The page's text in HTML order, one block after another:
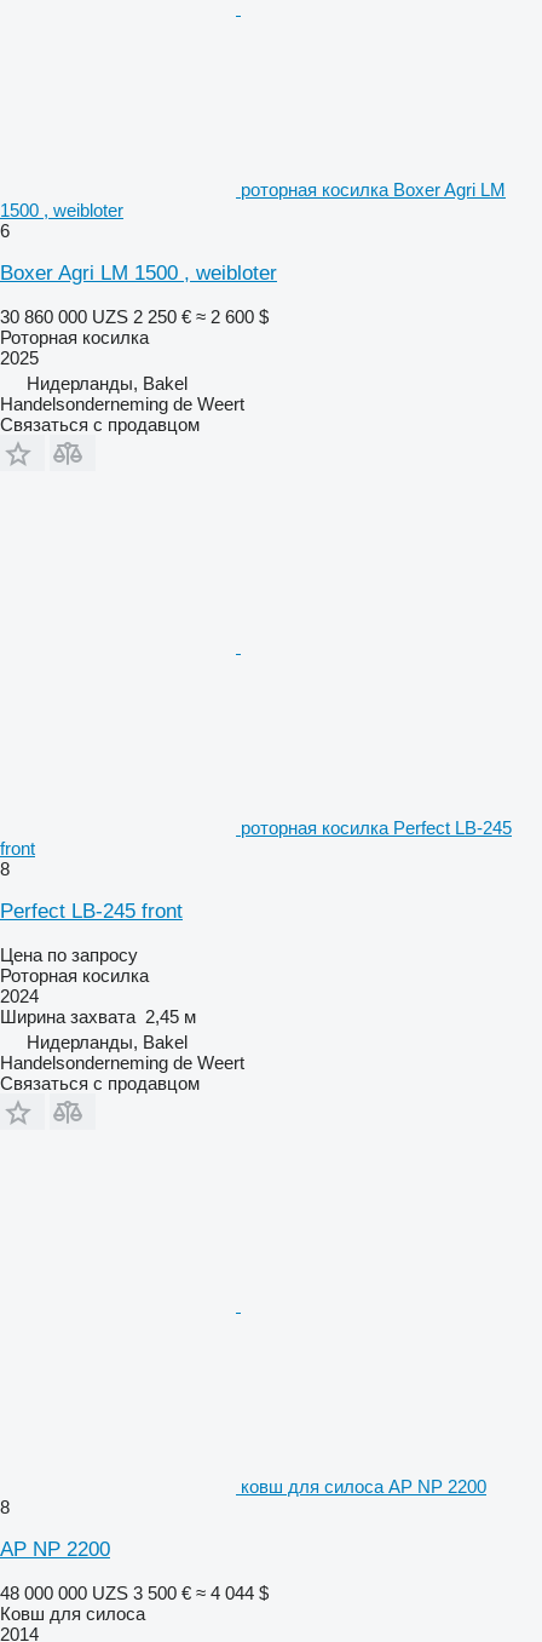
роторная косилка Boxer Agri LM
1500 , weibloter
6
Boxer Agri LM 1500 , weibloter
30 860 000 UZS 2 250 € ≈ 2 600 $
Роторная косилка
2025
Нидерланды, Bakel
Handelsonderneming de Weert
Связаться с продавцом
роторная косилка Perfect LB-245
front
8
Perfect LB-245 front
Цена по запросу
Роторная косилка
2024
Ширина захвата 2,45 м
Нидерланды, Bakel
Handelsonderneming de Weert
Связаться с продавцом
ковш для силоса AP NP 2200
8
AP NP 2200
48 000 000 UZS 3 500 € ≈ 4 044 $
Ковш для силоса
2014